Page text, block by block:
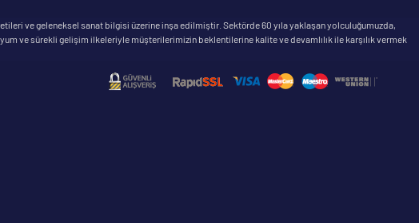
ve geleneksel sanat bilgisi üzerine inşa edilmiştir. Sektörde 60 yıla yaklaşan yolculuğumuzda,
ve sürekli gelişim ilkeleriyle müşterilerimizin beklentilerine kalite ve devamlılık ile karşılık vermek